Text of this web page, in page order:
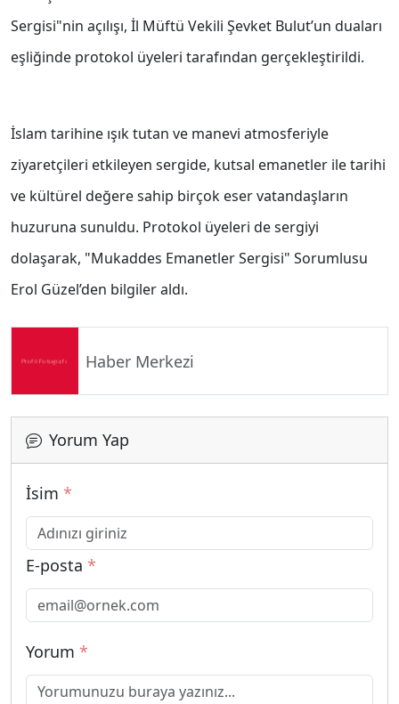
Sergisi"nin açılışı, İl Müftü Vekili Şevket Bulut’un duaları
eşliğinde protokol üyeleri tarafından gerçekleştirildi.
İslam tarihine ışık tutan ve manevi atmosferiyle
ziyaretçileri etkileyen sergide, kutsal emanetler ile tarihi
ve kültürel değere sahip birçok eser vatandaşların
huzuruna sunuldu. Protokol üyeleri de sergiyi
dolaşarak, "Mukaddes Emanetler Sergisi" Sorumlusu
Erol Güzel’den bilgiler aldı.
Haber Merkezi
Yorum Yap
İsim *
E-posta *
Yorum *